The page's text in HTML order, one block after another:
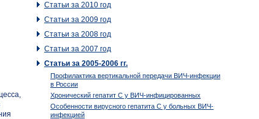
Статьи за 2010 год
Статьи за 2009 год
Статьи за 2008 год
Статьи за 2007 год
Статьи за 2005-2006 гг.
Профилактика вертикальной передачи ВИЧ-инфекции
в России
Хронический гепатит С у ВИЧ-инфицированных
Особенности вирусного гепатита С у больных ВИЧ-
инфекцией